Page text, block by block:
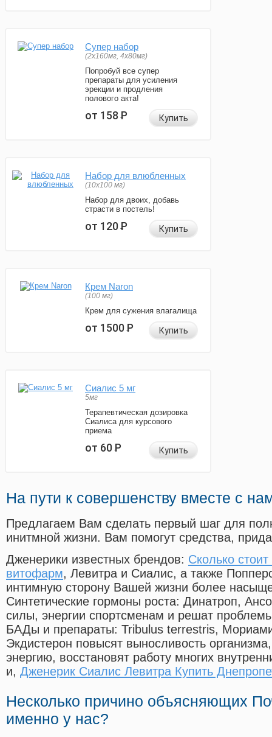
Супер набор
(2х160мг, 4х80мг)
Попробуй все супер
препараты для усиления
эрекции и продления
полового акта!
от 158Р Купить
Набор для влюбленных
(10х100 мг)
Набор для двоих, добавь
страсти в постель!
от 120Р Купить
Крем Naron
(100 мг)
Крем для сужения влагалища
от 1500Р Купить
Сиалис 5 мг
5мг
Терапевтическая дозировка
Сиалиса для курсового
приема
от 60Р Купить
На пути к совершенству вместе с
Предлагаем Вам сделать первый шаг для
инитмной жизни. Вам помогут средства,
Дженерики известных брендов: Сколько
витофарм, Левитра и Сиалис, а также
интимную сторону Вашей жизни более
Синтетические гормоны роста: Динатроп,
силы, энергии спортсменам и решат
БАДы и препараты: Tribulus terrestris,
Экдистерон повысят выносливость
энергию, восстановят работу многих
и, Дженерик Сиалис Левитра Купить
Несколько причино объясняющих
именно у нас?